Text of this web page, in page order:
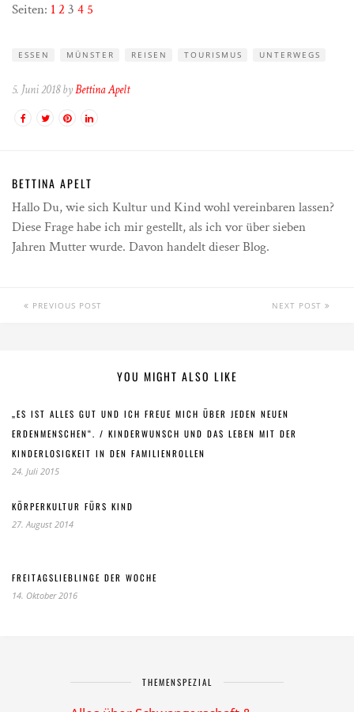
Seiten: 1 2 3 4 5
ESSEN MÜNSTER REISEN TOURISMUS UNTERWEGS
5. Juni 2018 byBettina Apelt
BETTINA APELT
Hallo Du, wie sich Kultur und Kind wohl vereinbaren lassen?
Diese Frage habe ich mir gestellt, als ich vor über sieben
Jahren Mutter wurde. Davon handelt dieser Blog.
PREVIOUS POST NEXT POST
YOU MIGHT ALSO LIKE
„ES IST ALLES GUT UND ICH FREUE MICH ÜBER JEDEN NEUEN
ERDENMENSCHEN“. / KINDERWUNSCH UND DAS LEBEN MIT DER
KINDERLOSIGKEIT IN DEN FAMILIENROLLEN
24. Juli 2015
KÖRPERKULTUR FÜRS KIND
27. August 2014
FREITAGSLIEBLINGE DER WOCHE
14. Oktober 2016
THEMENSPEZIAL